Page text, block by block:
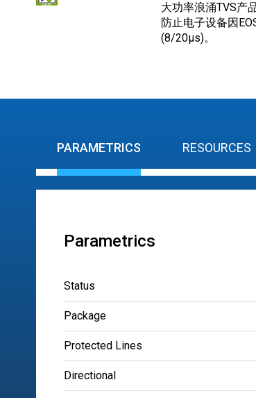
大功率浪涌TVS产
防止电子设备因
(8/20µs)。
PARAMETRICS RESOURCES
Parametrics
Status
Package
Protected Lines
Directional